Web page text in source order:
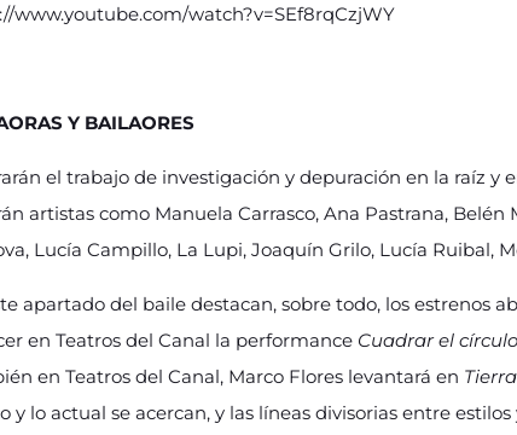
www.youtube.com/watch?v=SEf8rqCzjWY
Y BAILAORES
el trabajo de investigación y depuración en la raíz y
artistas como Manuela Carrasco, Ana Pastrana, Belén
Lucía Campillo, La Lupi, Joaquín Grilo, Lucía Ruibal,
apartado del baile destacan, sobre todo, los estrenos
en Teatros del Canal la performance Cuadrar el círculo
en Teatros del Canal, Marco Flores levantará en
y lo actual se acercan, y las líneas divisorias entre